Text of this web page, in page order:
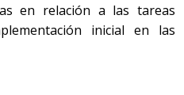
en relación a las tareas
inicial en las